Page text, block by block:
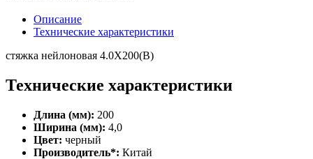
Описание
Технические характеристики
стяжка нейлоновая 4.0X200(B)
Технические характеристики
Длина (мм): 200
Ширина (мм): 4,0
Цвет: черный
Производитель*: Китай